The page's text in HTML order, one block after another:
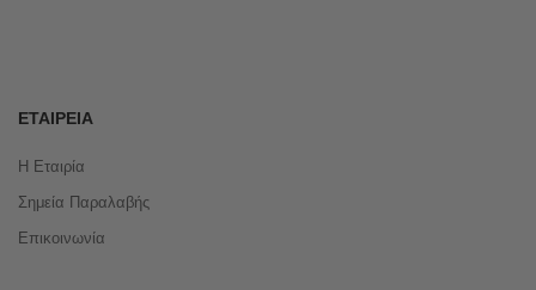
ΕΤΑΙΡΕΊΑ
Η Εταιρία
Σημεία Παραλαβής
Επικοινωνία